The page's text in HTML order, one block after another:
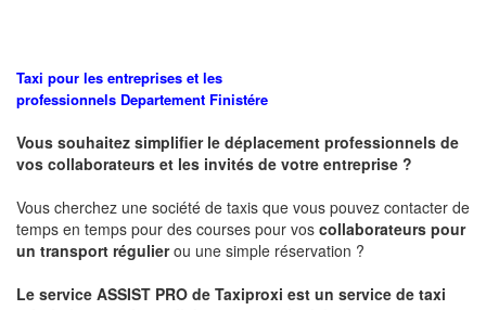
Taxi pour les entreprises et les
professionnels Departement Finistére
Vous souhaitez simplifier le déplacement professionnels de
vos collaborateurs et les invités de votre entreprise ?
Vous cherchez une société de taxis que vous pouvez contacter de
temps en temps pour des courses pour vos collaborateurs pour
un transport régulierou une simple réservation ?
Le service ASSIST PRO de Taxiproxi est un service de taxi